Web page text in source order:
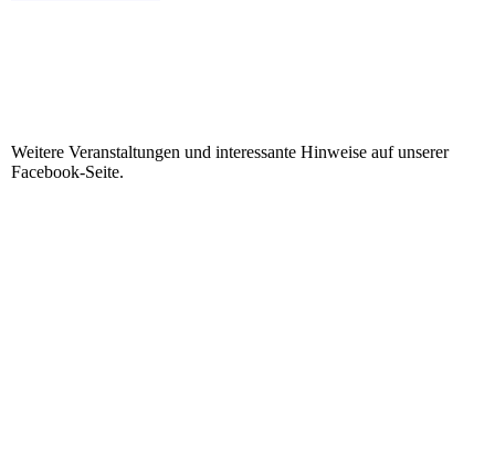
Weitere Veranstaltungen und interessante Hinweise auf unserer
Facebook-Seite.